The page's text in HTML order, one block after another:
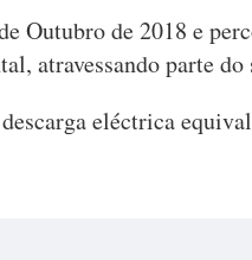
Outubro de 2018 e
atravessando parte
eléctrica